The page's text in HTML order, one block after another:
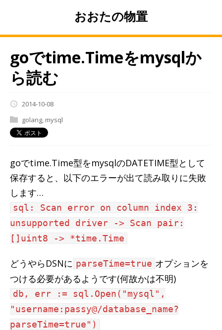
おおたの物置
goでtime.Timeをmysqlか
ら読む
2014-10-08
golang mysql
goでtime.Time型をmysqlのDATETIME型として
保存すると、以下のエラーが出て読み取りに失敗
します…
sql: Scan error on column index 3:
unsupported driver -> Scan pair:
[]uint8 -> *time.Time
どうやらDSNに parseTime=true オプションを
つける必要があるようです(何故かは不明)
db, err := sql.Open("mysql",
"username:passy@/database_name?
parseTime=true")